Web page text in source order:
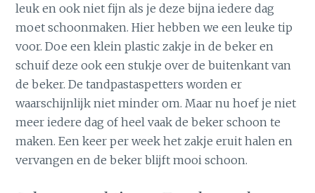
leuk en ook niet fijn als je deze bijna iedere dag
moet schoonmaken. Hier hebben we een leuke tip
voor. Doe een klein plastic zakje in de beker en
schuif deze ook een stukje over de buitenkant van
de beker. De tandpastaspetters worden er
waarschijnlijk niet minder om. Maar nu hoef je niet
meer iedere dag of heel vaak de beker schoon te
maken. Een keer per week het zakje eruit halen en
vervangen en de beker blijft mooi schoon.